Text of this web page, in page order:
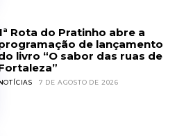
Rota do Pratinho abre a
de lançamento
livro “O sabor das ruas de
7 DE AGOSTO DE 2026